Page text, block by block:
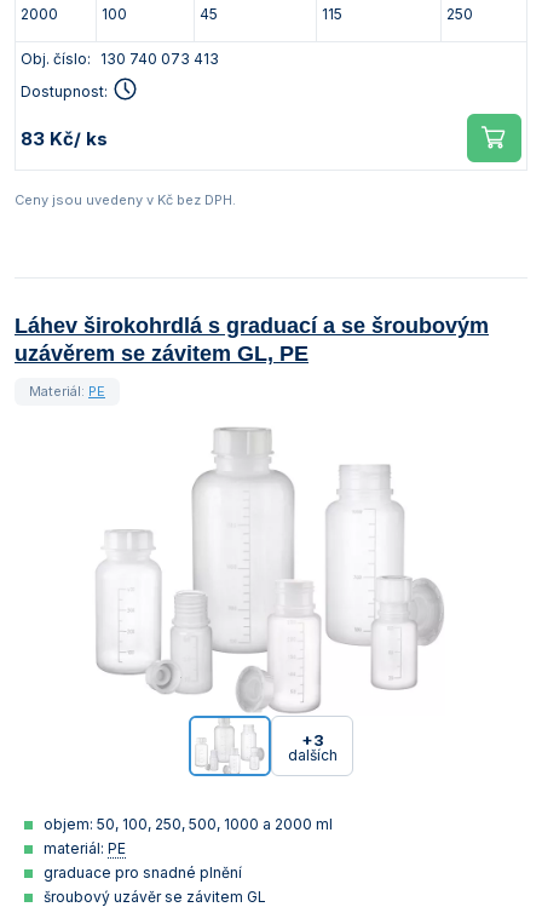
2000 100 45 115 250
Obj. číslo:
130 740 073 413
Dostupnost:
83 Kč/ ks
Ceny jsou uvedeny v Kč bez DPH.
Láhev širokohrdlá s graduací a se šroubovým
uzávěrem se závitem GL, PE
+3
dalších
Materiál: PE
objem: 50, 100, 250, 500, 1000 a 2000 ml
materiál: PE
graduace pro snadné plnění
šroubový uzávěr se závitem GL